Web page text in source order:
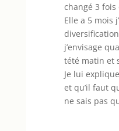
changé 3
Elle a 5 mois
j’envisage
tété matin et
Je lui
et qu’il faut
ne sais pas